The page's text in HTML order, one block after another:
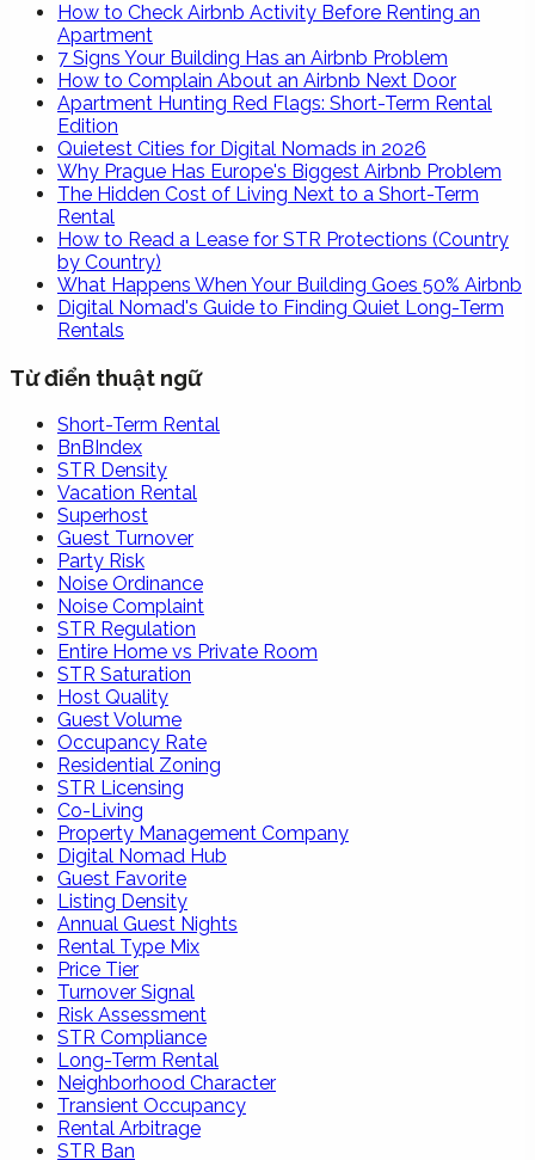
How to Check Airbnb Activity Before Renting an
Apartment
7 Signs Your Building Has an Airbnb Problem
How to Complain About an Airbnb Next Door
Apartment Hunting Red Flags: Short-Term Rental
Edition
Quietest Cities for Digital Nomads in 2026
Why Prague Has Europe's Biggest Airbnb Problem
The Hidden Cost of Living Next to a Short-Term
Rental
How to Read a Lease for STR Protections (Country
by Country)
What Happens When Your Building Goes 50% Airbnb
Digital Nomad's Guide to Finding Quiet Long-Term
Rentals
Từ điển thuật ngữ
Short-Term Rental
BnBIndex
STR Density
Vacation Rental
Superhost
Guest Turnover
Party Risk
Noise Ordinance
Noise Complaint
STR Regulation
Entire Home vs Private Room
STR Saturation
Host Quality
Guest Volume
Occupancy Rate
Residential Zoning
STR Licensing
Co-Living
Property Management Company
Digital Nomad Hub
Guest Favorite
Listing Density
Annual Guest Nights
Rental Type Mix
Price Tier
Turnover Signal
Risk Assessment
STR Compliance
Long-Term Rental
Neighborhood Character
Transient Occupancy
Rental Arbitrage
STR Ban